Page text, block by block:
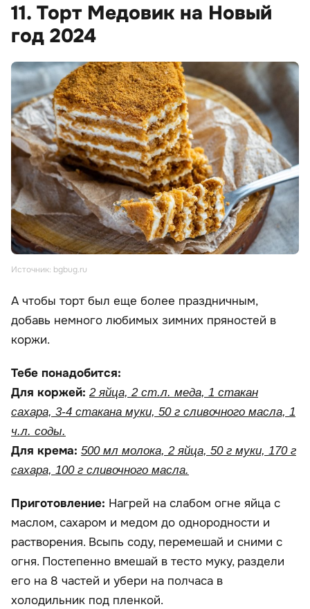
11. Торт Медовик на Новый
год 2024
Источник: bgbug.ru
А чтобы торт был еще более праздничным,
добавь немного любимых зимних пряностей в
коржи.
Тебе понадобится:
Для коржей: 2 яйца, 2 ст.л. меда, 1 стакан
сахара, 3-4 стакана муки, 50 г сливочного масла, 1
ч.л. соды.
Для крема: 500 мл молока, 2 яйца, 50 г муки, 170 г
сахара, 100 г сливочного масла.
Приготовление: Нагрей на слабом огне яйца с
маслом, сахаром и медом до однородности и
растворения. Всыпь соду, перемешай и сними с
огня. Постепенно вмешай в тесто муку, раздели
его на 8 частей и убери на полчаса в
холодильник под пленкой.